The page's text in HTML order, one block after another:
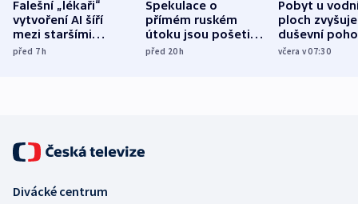
Falešní „lékaři“
vytvoření AI šíří
mezi staršími
Poláky nebezpečné
před 7h
Spekulace o
přímém ruském
útoku jsou pošetilé,
míní estonský
před 20h
Pobyt u
ploch zvyšuje
duševní
ukázala
včera v 07:30
Divácké centrum